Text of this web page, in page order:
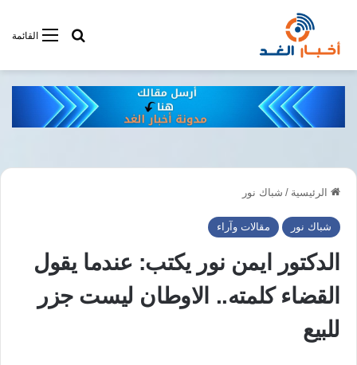
القائمةأبحت فى
الرئيسية / شباك نور
شباك نور مقالات وآراء
الدكتور ايمن نور يكتب: عندما يقول
القضاء كلمته.. الاوطان ليست جزر
للبيع